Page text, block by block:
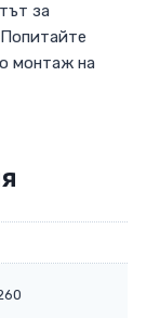
за
монтаж на